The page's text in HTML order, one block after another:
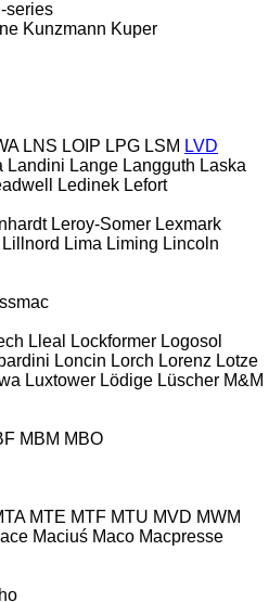
series
Kunzmann Kuper
LNS LOIP LPG LSM LVD
Landini Lange Langguth Laska
Ledinek Lefort
Leroy-Somer Lexmark
Lillnord Lima Liming Lincoln
Lleal Lockformer Logosol
Loncin Lorch Lorenz Lotze
Luxtower Lödige Lüscher M&M
MBM MBO
MTE MTF MTU MVD MWM
Maciuś Maco Macpresse